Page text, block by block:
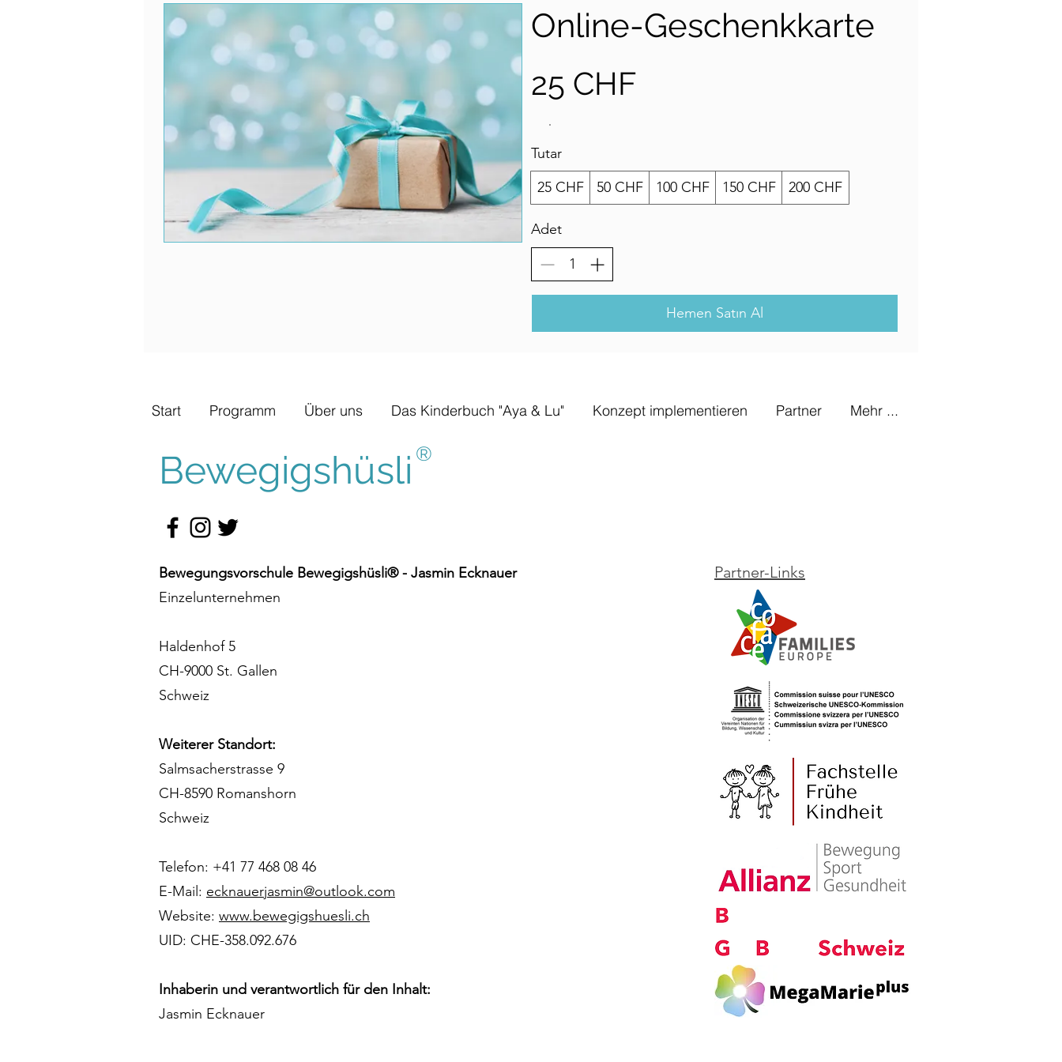
Online-Geschenkkarte
25 CHF
Tutar
25 CHF
50 CHF 100 CHF 150 CHF 200 CHF
Adet
Hemen Satın Al
Start Programm Über uns Das Kinderbuch "Aya & Lu" Konzept implementieren Partner Mehr ...
Bewegigshüsli ®
Bewegungsvorschule Bewegigshüsli® - Jasmin Ecknauer
Einzelunternehmen
Haldenhof 5
CH-9000 St. Gallen
Schweiz
Weiterer Standort:
Salmsacherstrasse 9
CH-8590 Romanshorn
Schweiz
Telefon: +41 77 468 08 46
E-Mail: ecknauerjasmin@outlook.com
Website: www.bewegigshuesli.ch
UID: CHE-358.092.676
Inhaberin und verantwortlich für den Inhalt:
Jasmin Ecknauer
Partner-Links